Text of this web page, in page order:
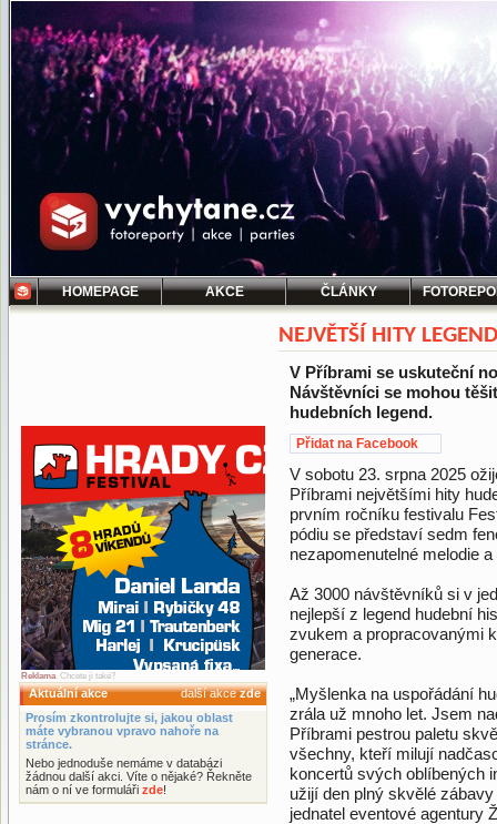
HOMEPAGE AKCE ČLÁNKY
Reklama. Chcete ji také?
Aktuální akce další akcezde
Prosím zkontrolujte si, jakou oblast
máte vybranou vpravo nahoře na
stránce.
Nebo jednoduše nemáme v databázi
žádnou další akci. Víte o nějaké? Řekněte
nám o ní ve formuláři zde!
NEJVĚTŠÍ HITY LEGEND
V Příbrami se uskuteční
Návštěvníci se mohou
hudebních legend.
Přidat na Facebook
V sobotu 23. srpna 2025
Příbrami největšími hity
prvním ročníku festivalu
pódiu se představí sedm
nezapomenutelné melodie
Až 3000 návštěvníků si v
nejlepší z legend hudební
zvukem a propracovanými
generace.
„Myšlenka na uspořádání
zrála už mnoho let. Jsem
Příbrami pestrou paletu
všechny, kteří milují
koncertů svých oblíbených
užijí den plný skvělé
jednatel eventové agentury